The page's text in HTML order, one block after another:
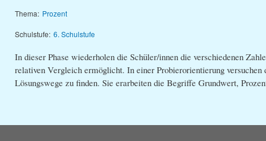
Thema: Prozent
Schulstufe: 6. Schulstufe
In dieser Phase wiederholen die Schüler/innen die verschiedenen
relativen Vergleich ermöglicht. In einer Probierorientierung
Lösungswege zu finden. Sie erarbeiten die Begriffe Grundwert,